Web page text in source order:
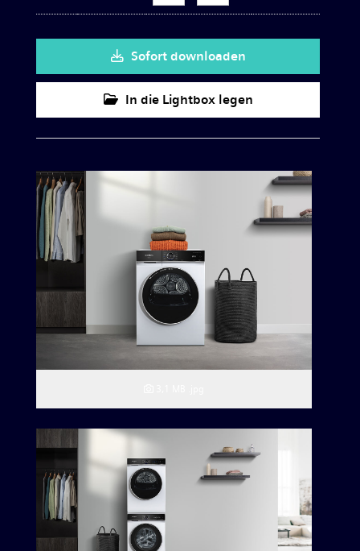
Sofort downloaden
In die Lightbox legen